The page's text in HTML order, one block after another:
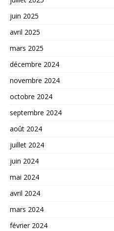
juin 2025
avril 2025
mars 2025
décembre 2024
novembre 2024
octobre 2024
septembre 2024
août 2024
juillet 2024
juin 2024
mai 2024
avril 2024
mars 2024
février 2024